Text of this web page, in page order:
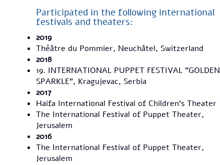
Participated in the following international
festivals and theaters:
2019
Théâtre du Pommier, Neuchâtel, Switzerland
2018
19. INTERNATIONAL PUPPET FESTIVAL "GOLDEN
SPARKLE", Kragujevac, Serbia
2017
Haifa International Festival of Children's Theater
The International Festival of Puppet Theater,
Jerusalem
2016
The International Festival of Puppet Theater,
Jerusalem